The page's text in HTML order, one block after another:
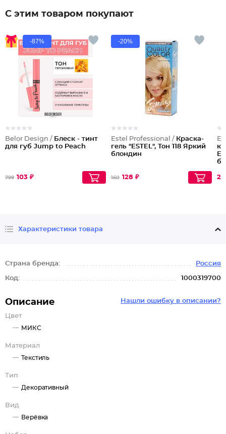
С этим товаром покупают
-87%
Belor Design / Блеск - тинт
для губ Jump to Peach
799 103 ₽
-20%
Estel Professional / Краска-
гель "ESTEL", Тон 118 Яркий
блондин
160 128 ₽
Характеристики товара
Страна бренда: Россия
Код: 1000319700
Нашли ошибку в описании?
Описание
Цвет
МИКС
Материал
Текстиль
Тип
Декоративный
Вид
Верёвка